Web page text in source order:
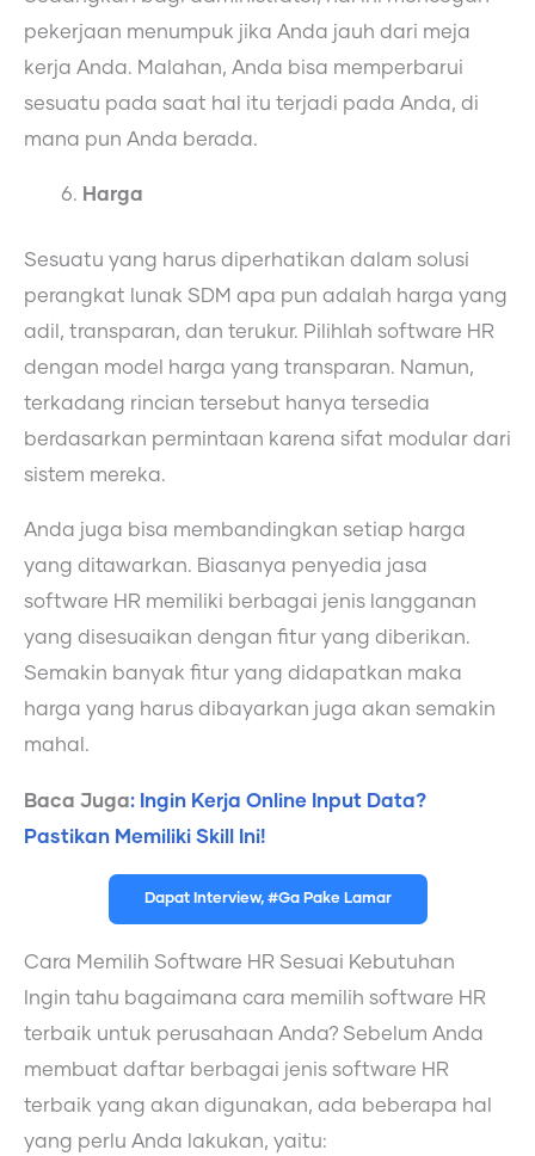
pekerjaan menumpuk jika Anda jauh dari meja
kerja Anda. Malahan, Anda bisa memperbarui
sesuatu pada saat hal itu terjadi pada Anda, di
mana pun Anda berada.
Harga
Sesuatu yang harus diperhatikan dalam solusi
perangkat lunak SDM apa pun adalah harga yang
adil, transparan, dan terukur. Pilihlah software HR
dengan model harga yang transparan. Namun,
terkadang rincian tersebut hanya tersedia
berdasarkan permintaan karena sifat modular dari
sistem mereka.
Anda juga bisa membandingkan setiap harga
yang ditawarkan. Biasanya penyedia jasa
software HR memiliki berbagai jenis langganan
yang disesuaikan dengan fitur yang diberikan.
Semakin banyak fitur yang didapatkan maka
harga yang harus dibayarkan juga akan semakin
mahal.
Baca Juga: Ingin Kerja Online Input Data?
Pastikan Memiliki Skill Ini!
Dapat Interview, #Ga Pake Lamar
Cara Memilih Software HR Sesuai Kebutuhan
Ingin tahu bagaimana cara memilih software HR
terbaik untuk perusahaan Anda? Sebelum Anda
membuat daftar berbagai jenis software HR
terbaik yang akan digunakan, ada beberapa hal
yang perlu Anda lakukan, yaitu: